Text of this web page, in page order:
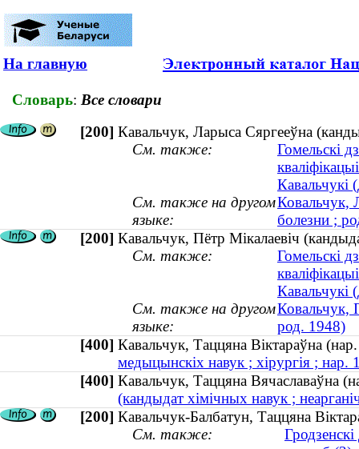
На главную
Словарь: Все словари
[200] Кавальчук, Ларыса Сяргееўна
См. также:
Гомельскі
Кавальчукі
См. также на другом
языке:
Ковальчук,
болезни ;
[200] Кавальчук, Пётр Мікалаевіч
См. также:
Гомельскі
Кавальчукі
См. также на другом
языке:
Ковальчук,
род. 1948)
[400] Кавальчук, Таццяна Віктараўна
медыцынскіх навук ; хірургія ; нар.
[400] Кавальчук, Таццяна Вячаславаўна
(кандыдат хімічных навук ;
[200] Кавальчук-Балбатун, Таццяна
См. также: